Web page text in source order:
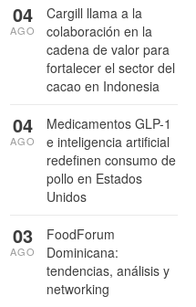
Cargill llama a la
colaboración en la
cadena de valor para
fortalecer el sector del
cacao en Indonesia
04
AGO
Medicamentos GLP-1
e inteligencia artificial
redefinen consumo de
pollo en Estados
Unidos
04
AGO
FoodForum
Dominicana:
tendencias, análisis y
networking
03
AGO